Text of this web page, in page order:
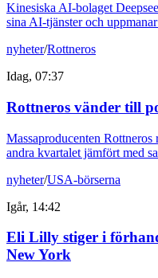
Kinesiska AI-bolaget
sina AI-tjänster och
nyheter/Rottneros
Idag, 07:37
Rottneros vänder till
Massaproducenten
andra kvartalet jämfört med
nyheter/USA-börserna
Igår, 14:42
Eli Lilly stiger i
New York